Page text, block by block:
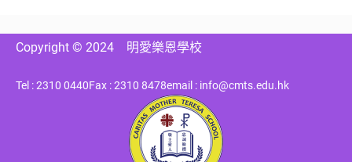
Copyright © 2024 明愛樂恩學校
Tel : 2310 0440Fax : 2310 8478email : info@cmts.edu.hk